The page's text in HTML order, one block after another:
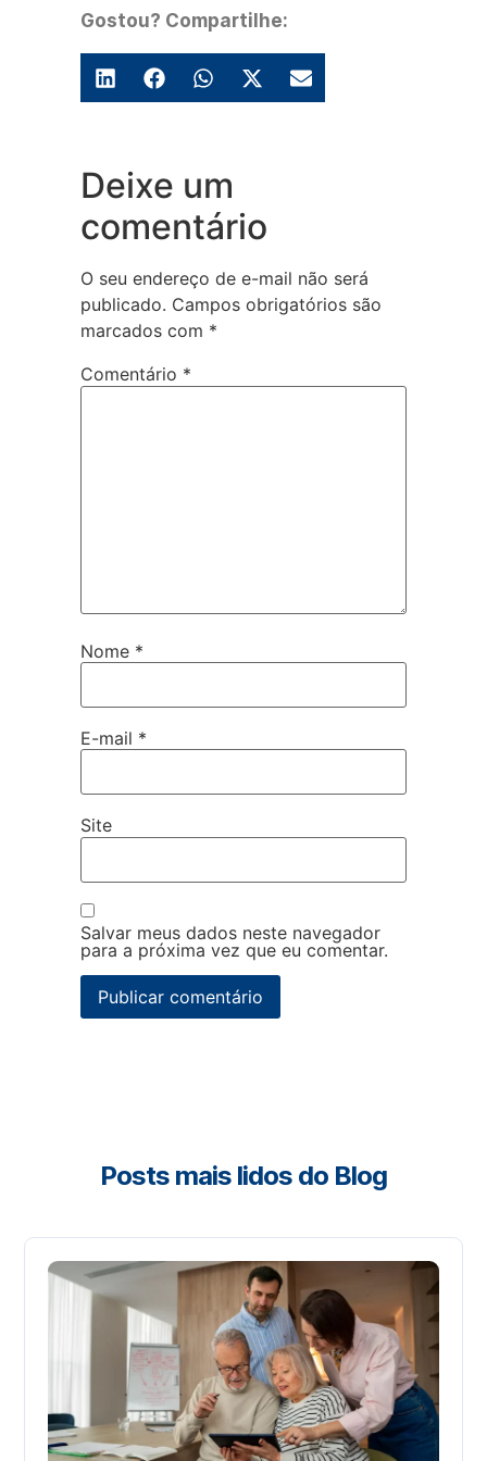
Gostou? Compartilhe:
Deixe um
comentário
O seu endereço de e-mail não será
publicado. Campos obrigatórios são
marcados com *
Comentário *
Nome *
E-mail *
Site
Salvar meus dados neste navegador
para a próxima vez que eu comentar.
Posts mais lidos do Blog